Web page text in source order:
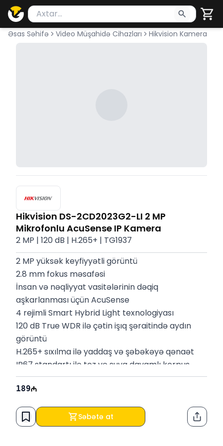
Məhsul axtar
Axtarış üçün ən azı 2 simvol yazın. Göndərmək
Əsas Səhifə Video Müşahidə Cihazları Hikvision Kamera
Hikvision DS-2CD2023G2-LI 2 MP
Mikrofonlu AcuSense IP Kamera
2 MP | 120 dB | H.265+ | TG1937
2 MP yüksək keyfiyyətli görüntü
2.8 mm fokus məsafəsi
İnsan və nəqliyyat vasitələrinin dəqiq
aşkarlanması üçün AcuSense
4 rejimli Smart Hybrid Light texnologiyası
120 dB True WDR ilə çətin işıq şəraitində aydın
görüntü
H.265+ sıxılma ilə yaddaş və şəbəkəyə qənaət
IP67 standartı ilə toz və suya davamlı korpus
Zəmanət:12 ay
189
Səbətə at